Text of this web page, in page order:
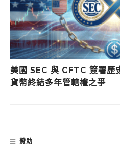
美國 SEC 與 CFTC 簽署
貨幣終結多年管轄權之爭
贊助